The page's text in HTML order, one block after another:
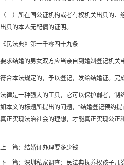
（二）所在国公证机构或者有权机关出具的
出具的本人无配偶的证明。
《民法典》第一千零四十九条
要求结婚的男女双方应当亲自到婚姻登记机关
符合本法规定的，予以登记，发给结婚证。完
法律是一种强大的工具，它可以保护弱者，制
如本文的标题所提出的问题，“结婚登记预约
真正实现法治社会的理想，才能真正实现公正
上一篇： 结婚证办理要多少钱
下一篇： 深圳私家调查：民法典抚养权孩子几